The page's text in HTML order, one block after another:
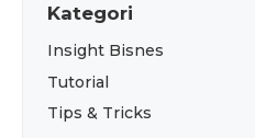
Kategori
Insight Bisnes
Tutorial
Tips & Tricks